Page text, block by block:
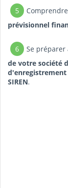
5
prévisionnel
6 Se préparer
de votre société
d'enregistrement
SIREN.